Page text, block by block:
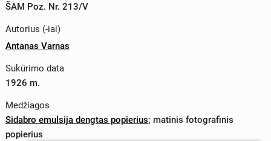
ŠAM Poz. Nr. 213/V
Autorius (-iai)
Antanas Varnas
Sukūrimo data
1926 m.
Medžiagos
Sidabro emulsija dengtas popierius; matinis fotografinis
popierius